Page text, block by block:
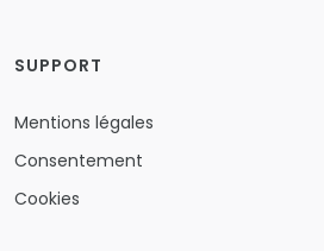
SUPPORT
Mentions légales
Consentement
Cookies